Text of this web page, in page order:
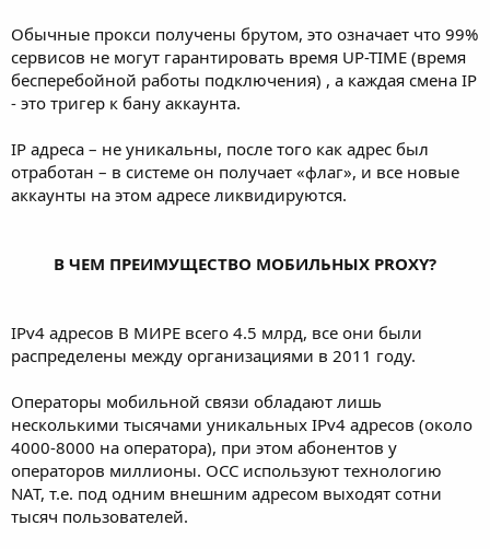
Обычные прокси получены брутом, это означает что 99%
сервисов не могут гарантировать время UP-TIME (время
бесперебойной работы подключения) , а каждая смена IP
- это тригер к бану аккаунта.
IP адреса – не уникальны, после того как адрес был
отработан – в системе он получает «флаг», и все новые
аккаунты на этом адресе ликвидируются.
В ЧЕМ ПРЕИМУЩЕСТВО МОБИЛЬНЫХ PROXY?
IPv4 адресов В МИРЕ всего 4.5 млрд, все они были
распределены между организациями в 2011 году.
Операторы мобильной связи обладают лишь
несколькими тысячами уникальных IPv4 адресов (около
4000-8000 на оператора), при этом абонентов у
операторов миллионы. ОСС используют технологию
NAT, т.е. под одним внешним адресом выходят сотни
тысяч пользователей.